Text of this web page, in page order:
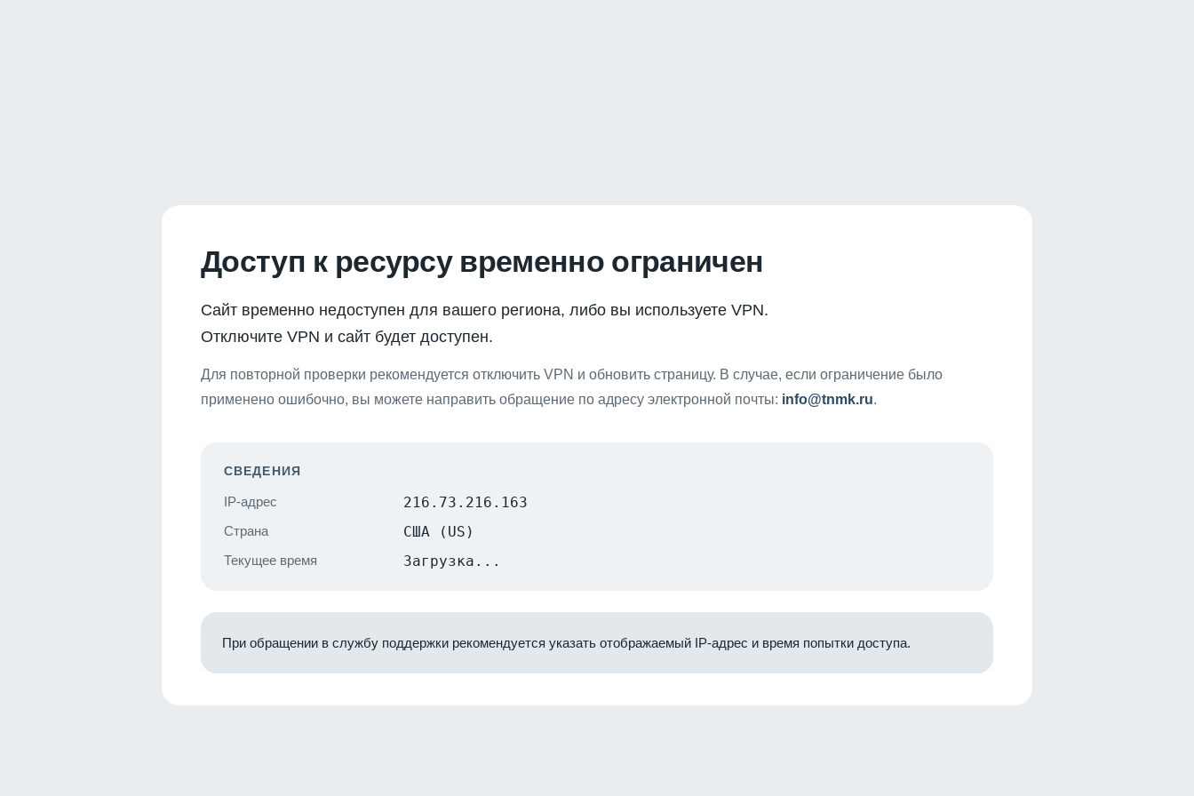
Доступ к ресурсу временно ограничен
Сайт временно недоступен для вашего региона, либо вы используете VPN.
Отключите VPN и сайт будет доступен.
Для повторной проверки рекомендуется отключить VPN и обновить страницу. В случае, если ограничение было
применено ошибочно, вы можете направить обращение по адресу электронной почты: info@tnmk.ru.
СВЕДЕНИЯ
IP-адрес 216.73.216.163
Страна США (US)
Текущее время Загрузка...
При обращении в службу поддержки рекомендуется указать отображаемый IP-адрес и время попытки доступа.